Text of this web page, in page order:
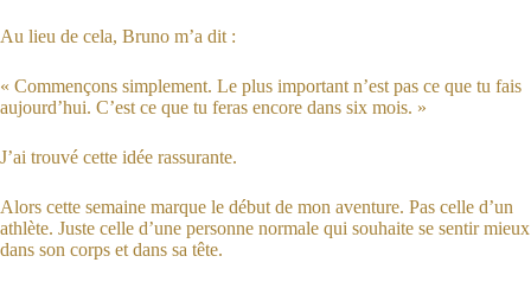
Au lieu de cela, Bruno m’a dit :
« Commençons simplement. Le plus important n’est pas ce que tu fais
aujourd’hui. C’est ce que tu feras encore dans six mois. »
J’ai trouvé cette idée rassurante.
Alors cette semaine marque le début de mon aventure. Pas celle d’un
athlète. Juste celle d’une personne normale qui souhaite se sentir mieux
dans son corps et dans sa tête.